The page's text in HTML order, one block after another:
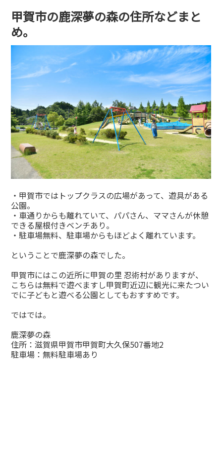
甲賀市の鹿深夢の森の住所などまと
め。
・甲賀市ではトップクラスの広場があって、遊具がある
公園。
・車通りからも離れていて、パパさん、ママさんが休憩
できる屋根付きベンチあり。
・駐車場無料、駐車場からもほどよく離れています。
ということで鹿深夢の森でした。
甲賀市にはこの近所に甲賀の里 忍術村がありますが、
こちらは無料で遊べますし甲賀町近辺に観光に来たつい
でに子どもと遊べる公園としてもおすすめです。
ではでは。
鹿深夢の森
住所：滋賀県甲賀市甲賀町大久保507番地2
駐車場：無料駐車場あり